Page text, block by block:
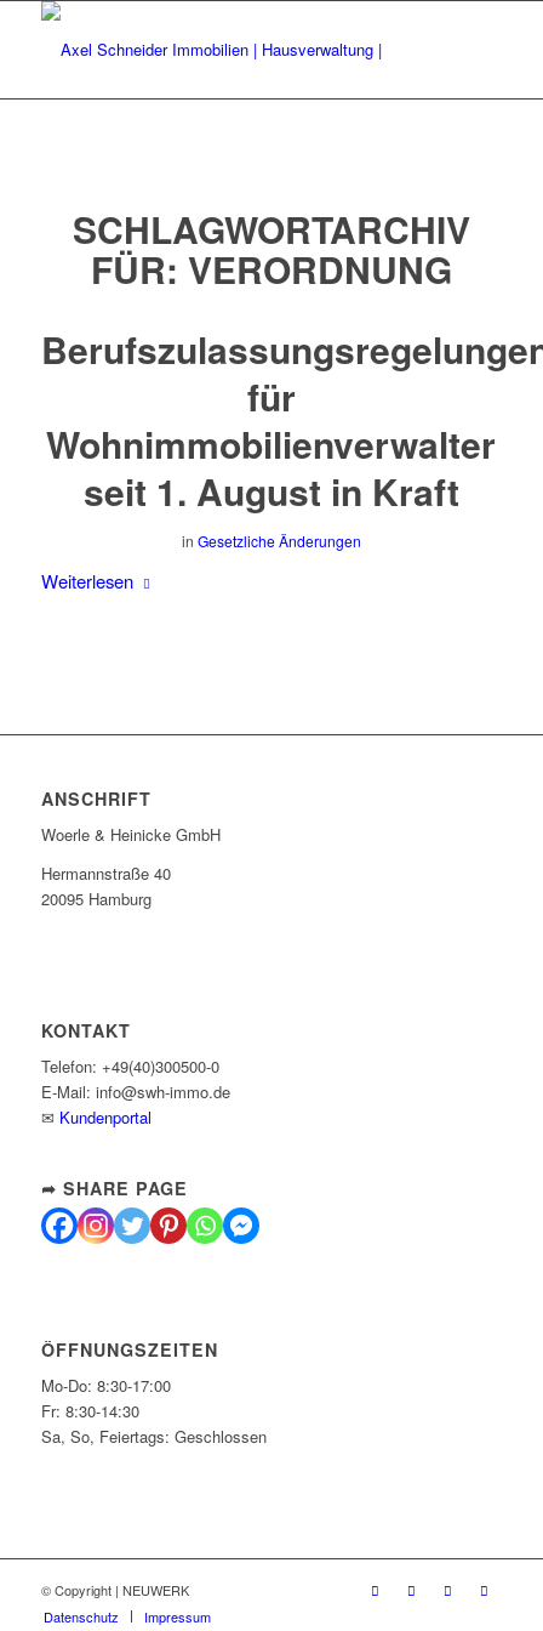
SCHLAGWORTARCHIV
FÜR: VERORDNUNG
für
Wohnimmobilienverwalter
seit 1. August in Kraft
in Gesetzliche Änderungen
Weiterlesen
ANSCHRIFT
Woerle & Heinicke GmbH
Hermannstraße 40
20095 Hamburg
KONTAKT
Telefon: +49(40)300500-0
E-Mail: info@swh-immo.de
✉ Kundenportal
➦ SHARE PAGE
ÖFFNUNGSZEITEN
Mo-Do: 8:30-17:00
Fr: 8:30-14:30
Sa, So, Feiertags: Geschlossen
© Copyright | NEUWERK
Datenschutz
Impressum